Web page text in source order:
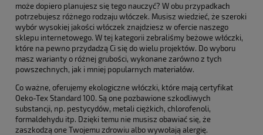
może dopiero planujesz się tego nauczyć? W obu przypadkach
potrzebujesz różnego rodzaju włóczek. Musisz wiedzieć, że szeroki
wybór wysokiej jakości włóczek znajdziesz w ofercie naszego
sklepu internetowego. W tej kategorii zebraliśmy beżowe włóczki,
które na pewno przydadzą Ci się do wielu projektów. Do wyboru
masz warianty o różnej grubości, wykonane zarówno z tych
powszechnych, jak i mniej popularnych materiałów.
Co ważne, oferujemy ekologiczne włóczki, które mają certyfikat
Oeko-Tex Standard 100. Są one pozbawione szkodliwych
substancji, np. pestycydów, metali ciężkich, chlorofenoli,
formaldehydu itp. Dzięki temu nie musisz obawiać się, że
zaszkodzą one Twojemu zdrowiu albo wywołają alergię.